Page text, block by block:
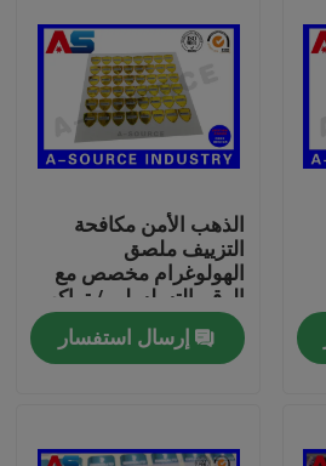
الذهب الأمن مكافحة
التزييف ملصق
الهولوغرام مخصص مع
الرقم التسلسلي / تراكب
الصفر
إرسال استفسار